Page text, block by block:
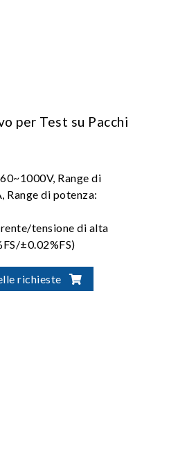
per Test su Pacchi
Range di
Range di potenza:
tensione di alta
±0.02%FS)
per fornire la
richieste